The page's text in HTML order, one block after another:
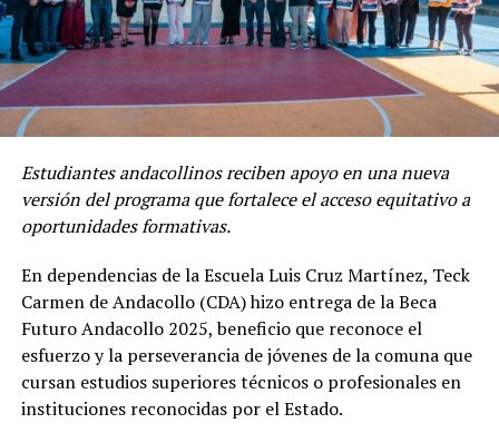
Estudiantes andacollinos reciben apoyo en una nueva
versión del programa que fortalece el acceso equitativo a
oportunidades formativas.
En dependencias de la Escuela Luis Cruz Martínez, Teck
Carmen de Andacollo (CDA) hizo entrega de la Beca
Futuro Andacollo 2025, beneficio que reconoce el
esfuerzo y la perseverancia de jóvenes de la comuna que
cursan estudios superiores técnicos o profesionales en
instituciones reconocidas por el Estado.